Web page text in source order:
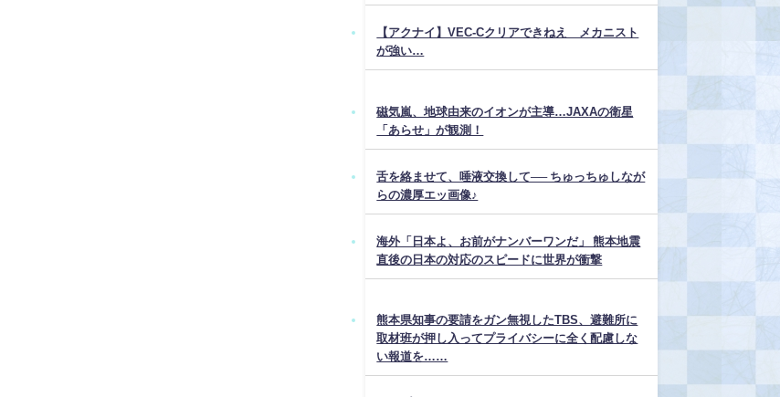
【アクナイ】VEC-Cクリアできねえ メカニスト
が強い…
磁気嵐、地球由来のイオンが主導…JAXAの衛星
「あらせ」が観測！
舌を絡ませて、唾液交換して── ちゅっちゅしなが
らの濃厚エッ画像♪
海外「日本よ、お前がナンバーワンだ」 熊本地震
直後の日本の対応のスピードに世界が衝撃
熊本県知事の要請をガン無視したTBS、避難所に
取材班が押し入ってプライバシーに全く配慮しな
い報道を……